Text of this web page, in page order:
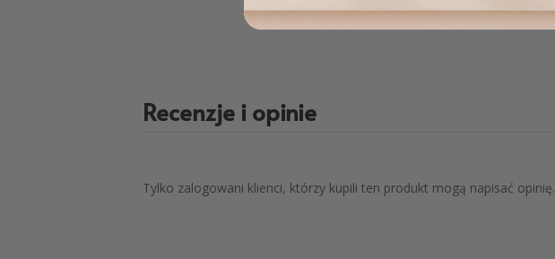
Recenzje i opinie
Tylko zalogowani klienci, którzy kupili ten produkt mogą napisać opinię.